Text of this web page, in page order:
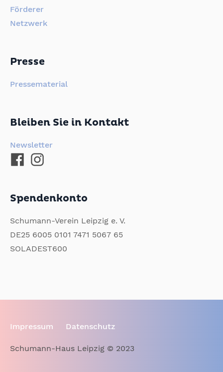
Förderer
Netzwerk
Presse
Pressematerial
Bleiben Sie in Kontakt
Newsletter
Spendenkonto
Schumann-Verein Leipzig e. V.
DE25 6005 0101 7471 5067 65
SOLADEST600
Impressum Datenschutz
Schumann-Haus Leipzig © 2023